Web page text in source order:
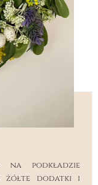
na podkładzie
żółte dodatki i